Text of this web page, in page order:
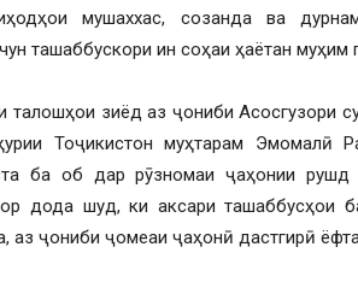
мушаххас, созанда ва
ташаббускори ин соҳаи ҳаётан муҳим
талошҳои зиёд аз ҷониби Асосгузори
Тоҷикистон муҳтарам Эмомалӣ
ба об дар рӯзномаи ҷаҳонии рушд
дода шуд, ки аксари ташаббусҳои
аз ҷониби ҷомеаи ҷаҳонӣ дастгирӣ